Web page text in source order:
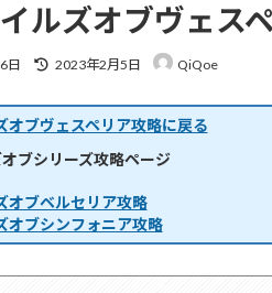
ルズオブヴェス
日
最
新
日
時
2023年2月5日 QiQoe
オブヴェスペリア攻略に戻る
ブシリーズ攻略ページ
オブベルセリア攻略
オブシンフォニア攻略